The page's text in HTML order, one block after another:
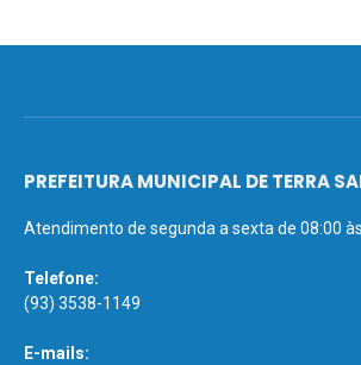
PREFEITURA MUNICIPAL DE TERRA
Atendimento de segunda a sexta de 08:00
Telefone:
(93) 3538-1149
E-mails: